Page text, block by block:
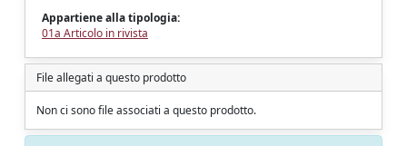
Appartiene alla tipologia:
01a Articolo in rivista
File allegati a questo prodotto
Non ci sono file associati a questo prodotto.